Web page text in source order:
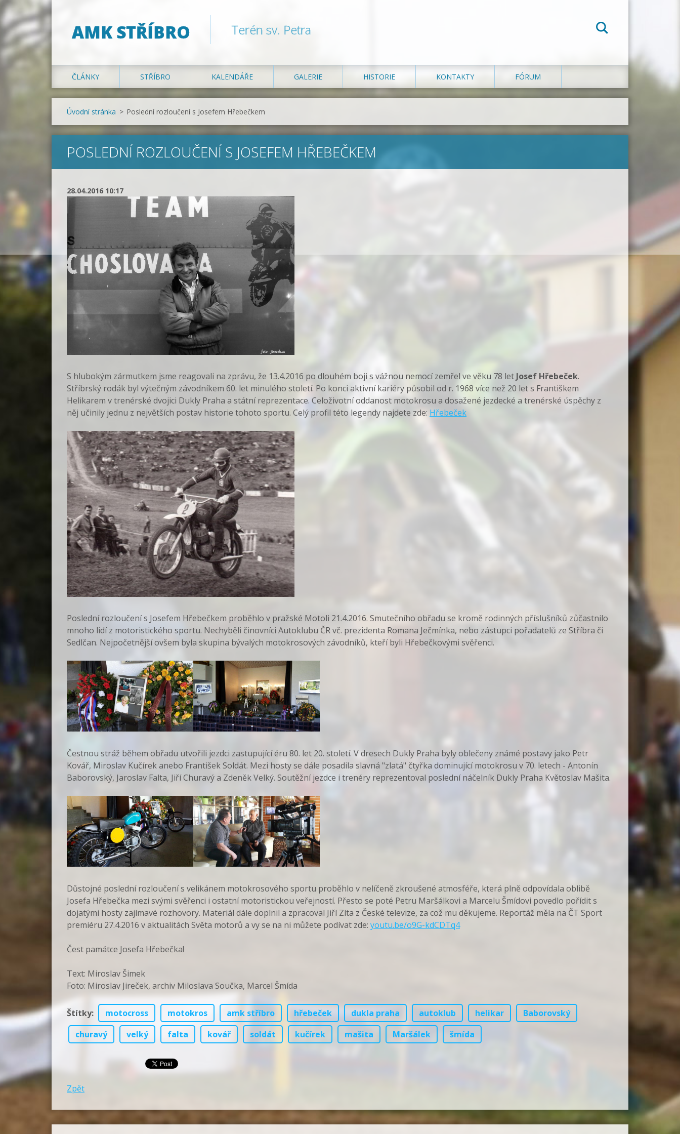
AMK STŘÍBRO Terén sv. Petra
ČLÁNKY STŘÍBRO KALENDÁŘE GALERIE HISTORIE KONTAKTY FÓRUM
Úvodní stránka > Poslední rozloučení s Josefem Hřebečkem
POSLEDNÍ ROZLOUČENÍ S JOSEFEM HŘEBEČKEM
28.04.2016 10:17
S hlubokým zármutkem jsme reagovali na zprávu, že 13.4.2016 po dlouhém boji s vážnou nemocí zemřel ve věku 78 let Josef Hřebeček.
Stříbrský rodák byl výtečným závodníkem 60. let minulého století. Po konci aktivní kariéry působil od r. 1968 více než 20 let s Františkem
Helikarem v trenérské dvojici Dukly Praha a státní reprezentace. Celoživotní oddanost motokrosu a dosažené jezdecké a trenérské úspěchy z
něj učinily jednu z největších postav historie tohoto sportu. Celý profil této legendy najdete zde: Hřebeček
Poslední rozloučení s Josefem Hřebečkem proběhlo v pražské Motoli 21.4.2016. Smutečního obřadu se kromě rodinných příslušníků zůčastnilo
mnoho lidí z motoristického sportu. Nechyběli činovníci Autoklubu ČR vč. prezidenta Romana Ječmínka, nebo zástupci pořadatelů ze Stříbra či
Sedlčan. Nejpočetnější ovšem byla skupina bývalých motokrosových závodníků, kteří byli Hřebečkovými svěřenci.
Čestnou stráž během obřadu utvořili jezdci zastupující éru 80. let 20. století. V dresech Dukly Praha byly oblečeny známé postavy jako Petr
Kovář, Miroslav Kučírek anebo František Soldát. Mezi hosty se dále posadila slavná "zlatá" čtyřka dominující motokrosu v 70. letech - Antonín
Baborovský, Jaroslav Falta, Jiří Churavý a Zdeněk Velký. Soutěžní jezdce i trenéry reprezentoval poslední náčelník Dukly Praha Květoslav Mašita.
Důstojné poslední rozloučení s velikánem motokrosového sportu proběhlo v nelíčeně zkroušené atmosféře, která plně odpovídala oblibě
Josefa Hřebečka mezi svými svěřenci i ostatní motoristickou veřejností. Přesto se poté Petru Maršálkovi a Marcelu Šmídovi povedlo pořídit s
dojatými hosty zajímavé rozhovory. Materiál dále doplnil a zpracoval Jiří Zíta z České televize, za což mu děkujeme. Reportáž měla na ČT Sport
premiéru 27.4.2016 v aktualitách Světa motorů a vy se na ni můžete podívat zde: youtu.be/o9G-kdCDTq4
Čest památce Josefa Hřebečka!
Text: Miroslav Šimek
Foto: Miroslav Jireček, archiv Miloslava Součka, Marcel Šmída
Štítky: motocross motokros amk stříbro hřebeček dukla praha autoklub helikar
Baborovský
churavý
velký falta kovář soldát kučírek mašita Maršálek šmída
Zpět